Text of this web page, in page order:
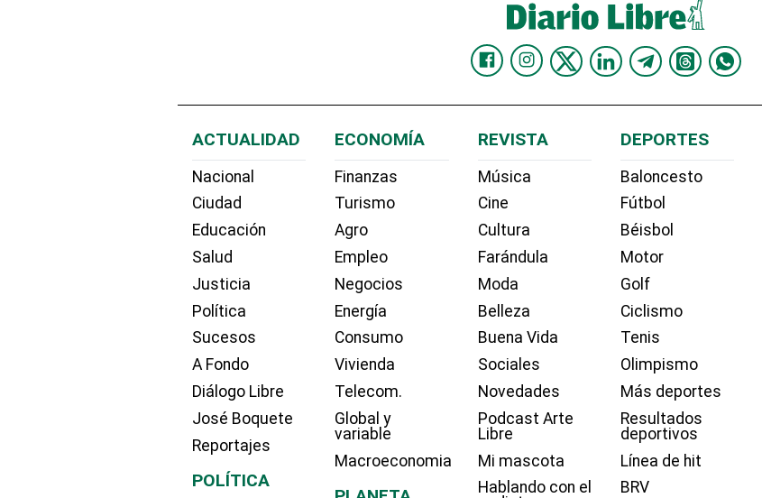
ACTUALIDAD
Nacional
Ciudad
Educación
Salud
Justicia
Política
Sucesos
A Fondo
Diálogo Libre
José Boquete
Reportajes
POLÍTICA
ECONOMÍA
Finanzas
Turismo
Agro
Empleo
Negocios
Energía
Consumo
Vivienda
Telecom.
Global y
variable
Macroeconomia
REVISTA
Música
Cine
Cultura
Farándula
Moda
Belleza
Buena Vida
Sociales
Novedades
Podcast Arte
Libre
Mi mascota
Hablando con el
DEPORTES
Baloncesto
Fútbol
Béisbol
Motor
Golf
Ciclismo
Tenis
Olimpismo
Más deportes
Resultados
deportivos
Línea de hit
BRV